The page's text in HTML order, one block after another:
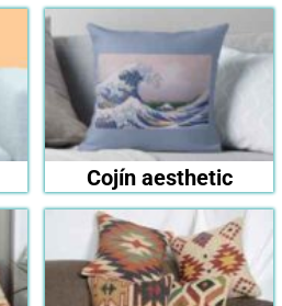
Cojín aesthetic